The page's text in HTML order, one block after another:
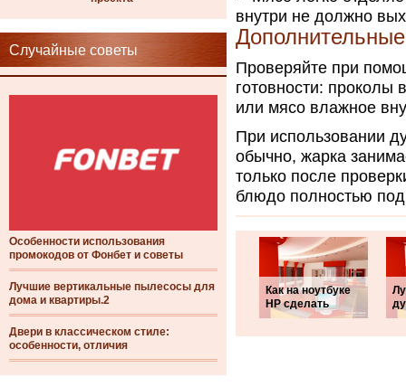
Случайные советы
Особенности использования
промокодов от Фонбет и советы
Лучшие вертикальные пылесосы для
дома и квартиры.2
Двери в классическом стиле:
особенности, отличия
внутри не должно
Проверяйте при
готовности: проколы
или мясо влажное
При использовании
обычно, жарка
только после
блюдо полностью
Как на ноутбуке
HP сделать